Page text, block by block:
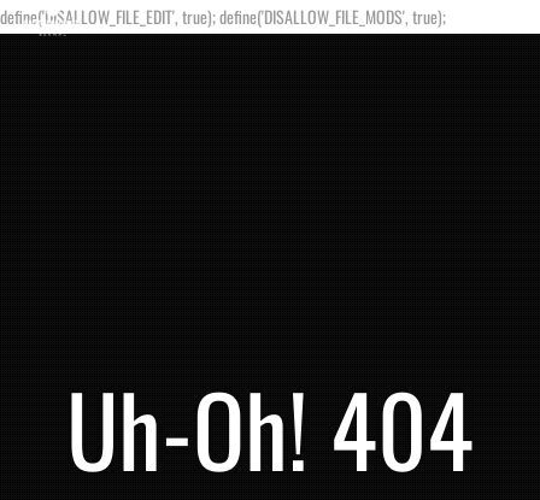
define('DISALLOW_FILE_EDIT', true); define('DISALLOW_FILE_MODS', true);
Uh-Oh! 404